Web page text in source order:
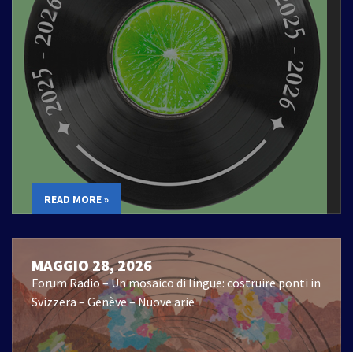
READ MORE »
MAGGIO 28, 2026
Forum Radio – Un mosaico di lingue: costruire ponti in
Svizzera – Genève – Nuove arie